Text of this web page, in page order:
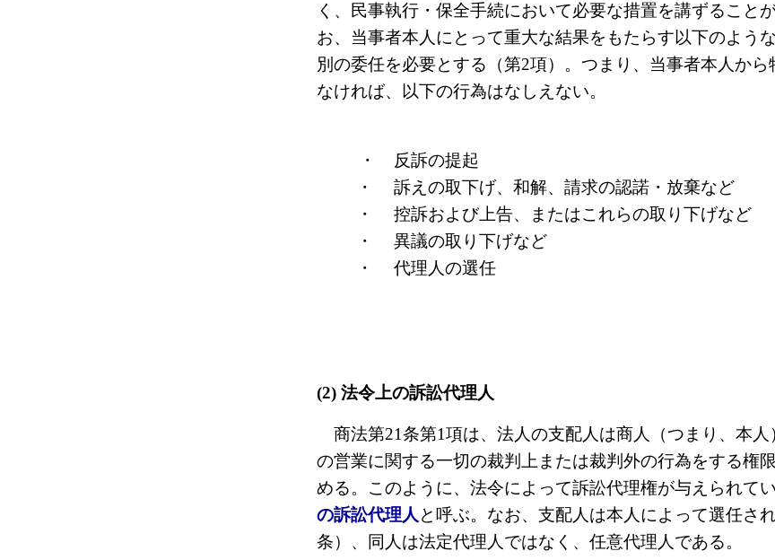
く、民事執行・保全手続において必要な措置を講ずること
お、当事者本人にとって重大な結果をもたらす以下のよう
別の委任を必要とする（第2項）。つまり、当事者本人から
なければ、以下の行為はなしえない。
・
反訴の提起
・
訴えの取下げ、和解、請求の認諾・放棄など
・
控訴および上告、またはこれらの取り下げなど
・
異議の取り下げなど
・
代理人の選任
(2) 法令上の訴訟代理人
商法第21条第1項は、法人の支配人は商人（つまり、本人
の営業に関する一切の裁判上または裁判外の行為をする権
める。このように、法令によって訴訟代理権が与えられて
の訴訟代理人 と呼ぶ。なお、支配人は本人によって選任さ
条）、同人は法定代理人ではなく、任意代理人である。